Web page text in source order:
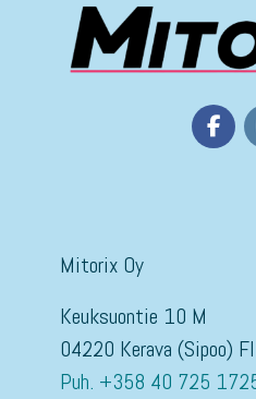
Mitorix Oy
Keuksuontie 10 M
04220 Kerava (Sipoo)
Puh. +358 40 725